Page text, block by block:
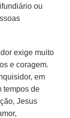
ou
exige muito
e coragem.
em
tempos de
Jesus